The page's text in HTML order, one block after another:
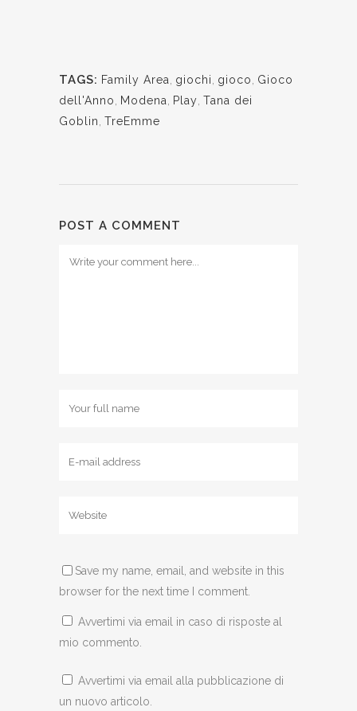
TAGS: Family Area, giochi, gioco, Gioco
dell'Anno, Modena, Play, Tana dei
Goblin, TreEmme
POST A COMMENT
Save my name, email, and website in this
browser for the next time I comment.
Avvertimi via email in caso di risposte al
mio commento.
Avvertimi via email alla pubblicazione di
un nuovo articolo.